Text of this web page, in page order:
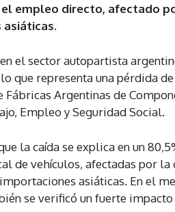
el empleo directo, afectado
el sector autopartista
que representa una pérdida
Fábricas Argentinas de
Empleo y Seguridad Social.
la caída se explica en un
de vehículos, afectadas por
asiáticas. En el
se verificó un fuerte